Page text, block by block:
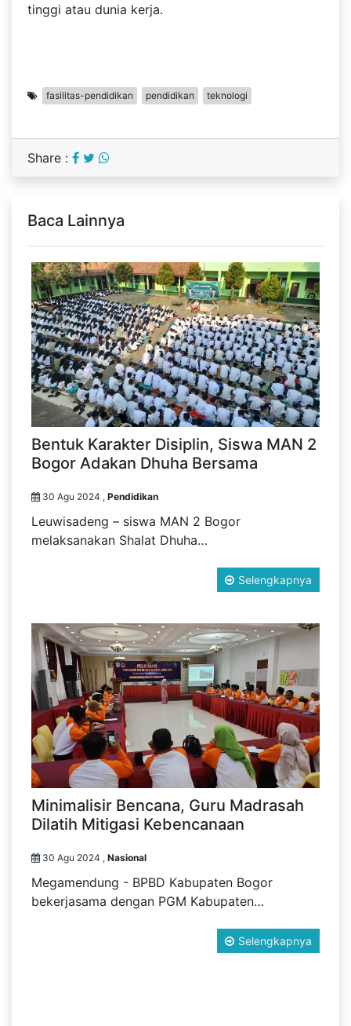
tinggi atau dunia kerja.
fasilitas-pendidikan pendidikan teknologi
Share :
Baca Lainnya
Bentuk Karakter Disiplin, Siswa MAN 2
Bogor Adakan Dhuha Bersama
30 Agu 2024 , Pendidikan
Leuwisadeng – siswa MAN 2 Bogor
melaksanakan Shalat Dhuha…
Selengkapnya
Minimalisir Bencana, Guru Madrasah
Dilatih Mitigasi Kebencanaan
30 Agu 2024 , Nasional
Megamendung - BPBD Kabupaten Bogor
bekerjasama dengan PGM Kabupaten…
Selengkapnya